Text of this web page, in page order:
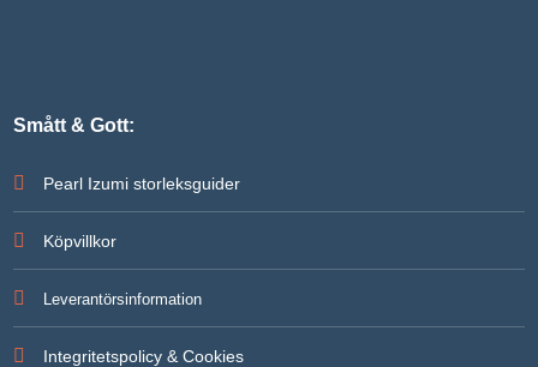
Smått & Gott:
Pearl Izumi storleksguider
Köpvillkor
Leverantörsinformation
Integritetspolicy & Cookies